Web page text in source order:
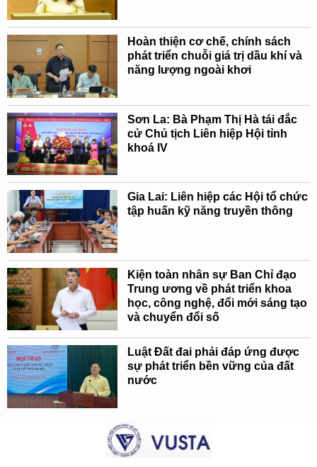
Hoàn thiện cơ chế, chính sách
phát triển chuỗi giá trị dầu khí và
năng lượng ngoài khơi
Sơn La: Bà Phạm Thị Hà tái đắc
cử Chủ tịch Liên hiệp Hội tỉnh
khoá IV
Gia Lai: Liên hiệp các Hội tổ chức
tập huấn kỹ năng truyền thông
Kiện toàn nhân sự Ban Chỉ đạo
Trung ương về phát triển khoa
học, công nghệ, đổi mới sáng tạo
và chuyển đổi số
Luật Đất đai phải đáp ứng được
sự phát triển bền vững của đất
nước